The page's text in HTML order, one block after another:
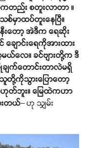
ကတည်း စတူးလာတာ ။
စ်မှာထပ်တူးနေပြီ။
နီးတော့ အဲဒီက ရေဆိုး
ချောင်းရေကိုအားထား
ယ်လေ။ ခင်ဗျားတို့က ဒီ
ချက်တောင်းတာလဲမရှိ
ကိုသွားပြောတော့
ဟုတ်ဘူး။ မြေထဲကဟာ
းတယ်– ဟု သျှမ်း